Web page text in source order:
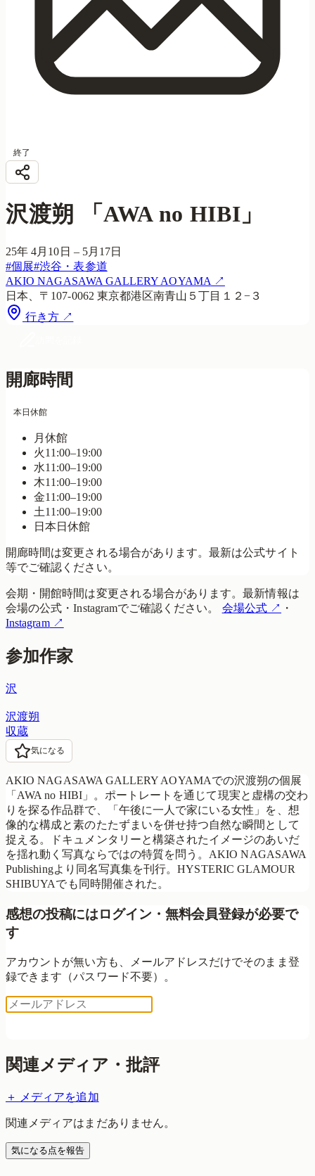
終了
沢渡朔 「AWA no HIBI」
25年 4月10日 – 5月17日
#個展#渋谷・表参道
AKIO NAGASAWA GALLERY AOYAMA ↗
日本、〒107-0062 東京都港区南青山５丁目１２−３
行き方 ↗
開廊時間
本日休館
月休館
火11:00–19:00
水11:00–19:00
木11:00–19:00
金11:00–19:00
土11:00–19:00
日本日休館
開廊時間は変更される場合があります。最新は公式サイト
等でご確認ください。
会期・開館時間は変更される場合があります。最新情報は
会場の公式・Instagramでご確認ください。
会場公式↗ ・
Instagram↗
参加作家
沢
沢渡朔
収蔵
気になる
AKIO NAGASAWA GALLERY AOYAMAでの沢渡朔の個展
「AWA no HIBI」。ポートレートを通じて現実と虚構の交わ
りを探る作品群で、「午後に一人で家にいる女性」を、想
像的な構成と素のたたずまいを併せ持つ自然な瞬間として
捉える。ドキュメンタリーと構築されたイメージのあいだ
を揺れ動く写真ならではの特質を問う。AKIO NAGASAWA
Publishingより同名写真集を刊行。HYSTERIC GLAMOUR
SHIBUYAでも同時開催された。
感想の投稿にはログイン・無料会員登録が必要で
す
アカウントが無い方も、メールアドレスだけでそのまま登
録できます（パスワード不要）。
関連メディア・批評
＋ メディアを追加
関連メディアはまだありません。
気になる点を報告